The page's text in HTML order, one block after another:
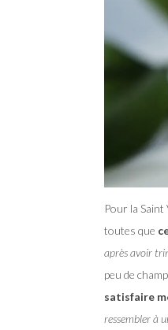
Pour la Saint
toutes que
après avoir
peu de
satisfaire
ressembler à